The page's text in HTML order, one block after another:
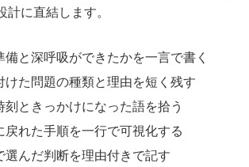
計に直結します。
備と深呼吸ができたかを一言で書く
けた問題の種類と理由を短く残す
刻ときっかけになった語を拾う
戻れた手順を一行で可視化する
選んだ判断を理由付きで記す